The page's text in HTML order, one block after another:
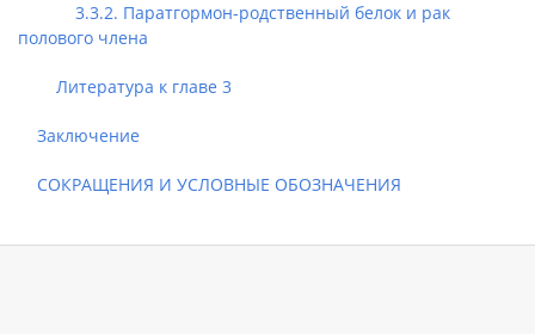
3.3.2. Паратгормон-родственный белок и рак
полового члена
Литература к главе 3
Заключение
СОКРАЩЕНИЯ И УСЛОВНЫЕ ОБОЗНАЧЕНИЯ